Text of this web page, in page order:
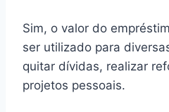
Sim, o valor do
ser utilizado para
quitar dívidas, realizar
projetos pessoais.